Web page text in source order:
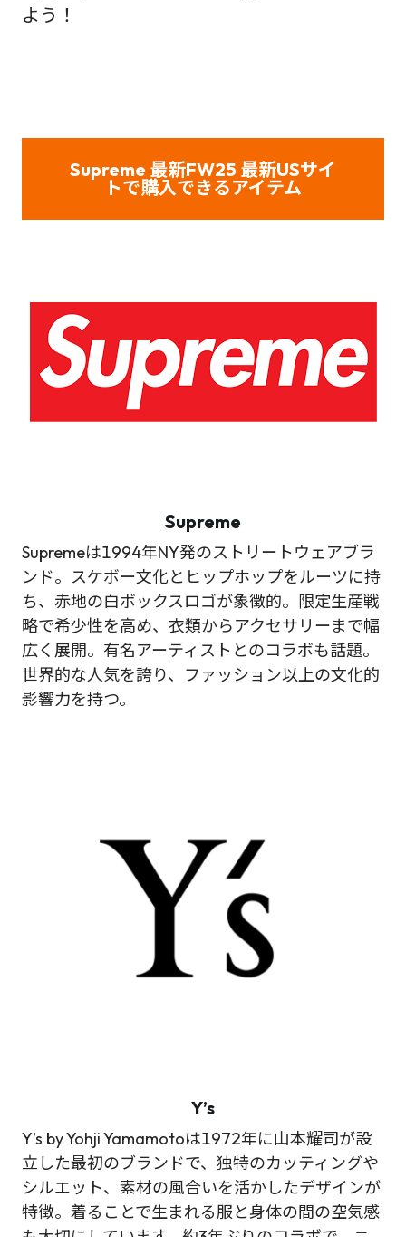
よう！
Supreme 最新FW25 最新USサイ
トで購入できるアイテム
Supreme
Supremeは1994年NY発のストリートウェアブラ
ンド。スケボー文化とヒップホップをルーツに持
ち、赤地の白ボックスロゴが象徴的。限定生産戦
略で希少性を高め、衣類からアクセサリーまで幅
広く展開。有名アーティストとのコラボも話題。
世界的な人気を誇り、ファッション以上の文化的
影響力を持つ。
Y’s
Y’s by Yohji Yamamotoは1972年に山本耀司が設
立した最初のブランドで、独特のカッティングや
シルエット、素材の風合いを活かしたデザインが
特徴。着ることで生まれる服と身体の間の空気感